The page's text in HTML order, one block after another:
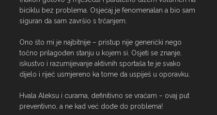
biciklu bez problema. Osjećaj je fenomenalan a bio sam
siguran da sam završio s trčanjem.
Ono što mi je najbitnije – pristup nije generički nego
točno prilagođen stanju u kojem si. Osjeti se znanje,
iskustvo i razumijevanje aktivnih sportaša te je svako
dijelo i riječ usmjereno ka tome da uspiješ u oporavku.
Hvala Aleksu i curama, definitivno se vraćam – ovaj put
preventivno, a ne kad već dođe do problema!